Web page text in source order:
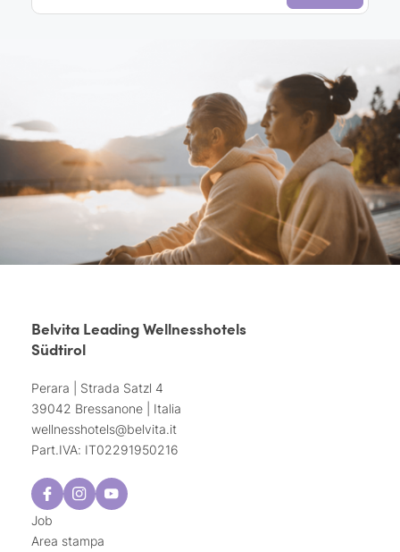
Belvita Leading Wellnesshotels
Südtirol
Perara | Strada Satzl 4
39042 Bressanone | Italia
wellnesshotels@belvita.it
Part.IVA: IT02291950216
Job
Area stampa